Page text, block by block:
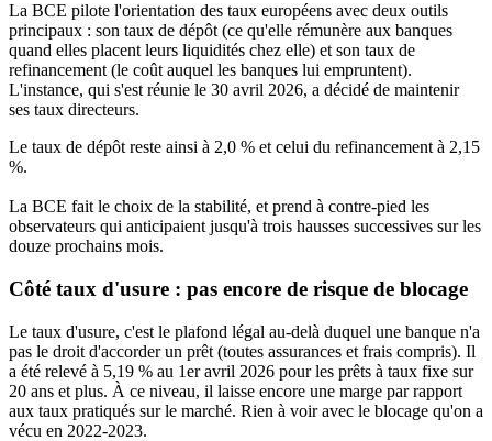
La BCE pilote l'orientation des taux européens avec deux outils
principaux : son taux de dépôt (ce qu'elle rémunère aux banques
quand elles placent leurs liquidités chez elle) et son taux de
refinancement (le coût auquel les banques lui empruntent).
L'instance, qui s'est réunie le 30 avril 2026, a décidé de maintenir
ses taux directeurs.
Le taux de dépôt reste ainsi à 2,0 % et celui du refinancement à 2,15
%.
La BCE fait le choix de la stabilité, et prend à contre-pied les
observateurs qui anticipaient jusqu'à trois hausses successives sur les
douze prochains mois.
Côté taux d'usure : pas encore de risque de blocage
Le taux d'usure, c'est le plafond légal au-delà duquel une banque n'a
pas le droit d'accorder un prêt (toutes assurances et frais compris). Il
a été relevé à 5,19 % au 1er avril 2026 pour les prêts à taux fixe sur
20 ans et plus. À ce niveau, il laisse encore une marge par rapport
aux taux pratiqués sur le marché. Rien à voir avec le blocage qu'on a
vécu en 2022-2023.